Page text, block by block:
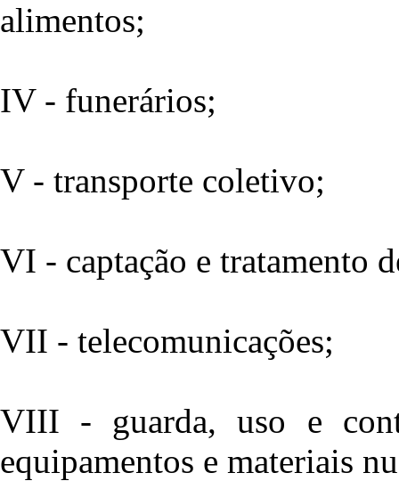
alimentos;
IV - funerários;
V - transporte coletivo;
VI - captação e tratamento
VII - telecomunicações;
VIII - guarda, uso e
equipamentos e materiais